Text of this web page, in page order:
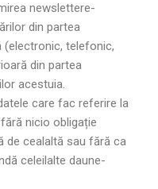
newslettere-
din partea
(electronic, telefonic,
din partea
acestuia.
care fac referire la
nicio obligație
de cealaltă sau fără ca
celeilalte daune-